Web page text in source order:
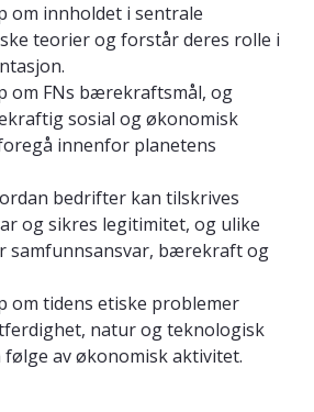
om innholdet i sentrale
teorier og forstår deres rolle i
om FNs bærekraftsmål, og
sosial og økonomisk
innenfor planetens
bedrifter kan tilskrives
og sikres legitimitet, og ulike
samfunnsansvar, bærekraft og
om tidens etiske problemer
natur og teknologisk
av økonomisk aktivitet.